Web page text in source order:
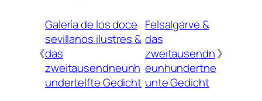
《
Galería de los doce
sevillanos ilustres &
das
zweitausendneunh
undertelfte Gedicht
Felsalgarve &
das
zweitausendn
eunhundertne
unte Gedicht
》